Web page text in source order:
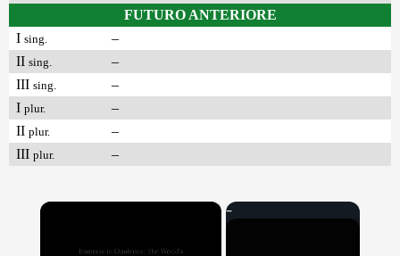
FUTURO ANTERIORE
I sing.
–
II sing.
–
III sing.
–
I plur.
–
II plur.
–
III plur. –
×